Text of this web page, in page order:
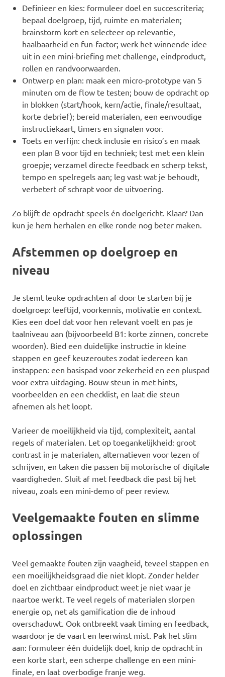
Definieer en kies: formuleer doel en succescriteria;
bepaal doelgroep, tijd, ruimte en materialen;
brainstorm kort en selecteer op relevantie,
haalbaarheid en fun-factor; werk het winnende idee
uit in een mini-briefing met challenge, eindproduct,
rollen en randvoorwaarden.
Ontwerp en plan: maak een micro-prototype van 5
minuten om de flow te testen; bouw de opdracht op
in blokken (start/hook, kern/actie, finale/resultaat,
korte debrief); bereid materialen, een eenvoudige
instructiekaart, timers en signalen voor.
Toets en verfijn: check inclusie en risico’s en maak
een plan B voor tijd en techniek; test met een klein
groepje; verzamel directe feedback en scherp tekst,
tempo en spelregels aan; leg vast wat je behoudt,
verbetert of schrapt voor de uitvoering.
Zo blijft de opdracht speels én doelgericht. Klaar? Dan
kun je hem herhalen en elke ronde nog beter maken.
Afstemmen op doelgroep en
niveau
Je stemt leuke opdrachten af door te starten bij je
doelgroep: leeftijd, voorkennis, motivatie en context.
Kies een doel dat voor hen relevant voelt en pas je
taalniveau aan (bijvoorbeeld B1: korte zinnen, concrete
woorden). Bied een duidelijke instructie in kleine
stappen en geef keuzeroutes zodat iedereen kan
instappen: een basispad voor zekerheid en een pluspad
voor extra uitdaging. Bouw steun in met hints,
voorbeelden en een checklist, en laat die steun
afnemen als het loopt.
Varieer de moeilijkheid via tijd, complexiteit, aantal
regels of materialen. Let op toegankelijkheid: groot
contrast in je materialen, alternatieven voor lezen of
schrijven, en taken die passen bij motorische of digitale
vaardigheden. Sluit af met feedback die past bij het
niveau, zoals een mini-demo of peer review.
Veelgemaakte fouten en slimme
oplossingen
Veel gemaakte fouten zijn vaagheid, teveel stappen en
een moeilijkheidsgraad die niet klopt. Zonder helder
doel en zichtbaar eindproduct weet je niet waar je
naartoe werkt. Te veel regels of materialen slorpen
energie op, net als gamification die de inhoud
overschaduwt. Ook ontbreekt vaak timing en feedback,
waardoor je de vaart en leerwinst mist. Pak het slim
aan: formuleer één duidelijk doel, knip de opdracht in
een korte start, een scherpe challenge en een mini-
finale, en laat overbodige franje weg.